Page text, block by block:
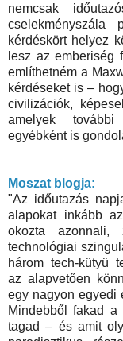
nemcsak
cselekményszála
kérdéskört helyez
lesz az emberiség
említhetném a
kérdéseket is –
civilizációk,
amelyek további
egyébként is
Moszat blogja:
"Az időutazás
alapokat inkább
okozta azonnali,
technológiai
három tech-kütyü
az alapvetően
egy nagyon egyedi
Mindebből fakad
tagad – és amit